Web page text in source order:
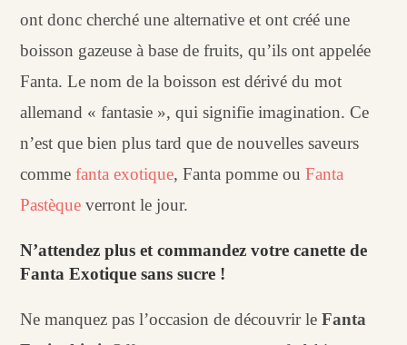
ont donc cherché une alternative et ont créé une
boisson gazeuse à base de fruits, qu’ils ont appelée
Fanta. Le nom de la boisson est dérivé du mot
allemand « fantasie », qui signifie imagination. Ce
n’est que bien plus tard que de nouvelles saveurs
commefanta exotique, Fanta pomme ouFanta
Pastèque verront le jour.
N’attendez plus et commandez votre canette de
Fanta Exotique sans sucre !
Ne manquez pas l’occasion de découvrir leFanta